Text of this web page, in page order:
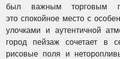
был важным торговым
это спокойное место с
улочками и аутентичной
город пейзаж сочетает в
рисовые поля и